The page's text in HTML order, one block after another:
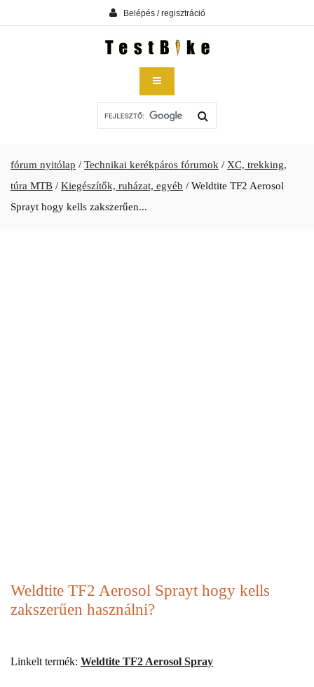
Belépés / regisztráció
fórum nyitólap / Technikai kerékpáros fórumok / XC, trekking,
túra MTB / Kiegészítők, ruházat, egyéb / Weldtite TF2 Aerosol
Sprayt hogy kells zakszerűen...
Weldtite TF2 Aerosol Sprayt hogy kells
zakszerűen használni?
Linkelt termék: Weldtite TF2 Aerosol Spray